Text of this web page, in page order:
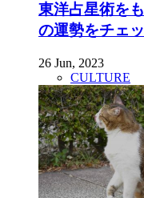
東洋占星術を
の運勢をチェッ
26 Jun, 2023
CULTURE